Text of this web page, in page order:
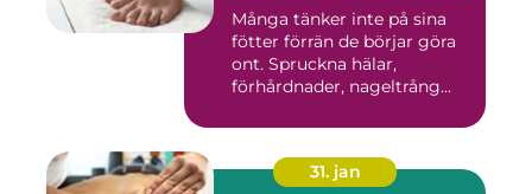
Många tänker inte på sina
fötter förrän de börjar göra
ont. Spruckna hälar,
förhårdnader, nageltrång...
31. jan